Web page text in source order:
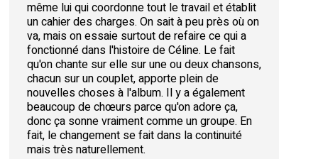
même lui qui coordonne tout le travail et établit
un cahier des charges. On sait à peu près où on
va, mais on essaie surtout de refaire ce qui a
fonctionné dans l'histoire de Céline. Le fait
qu'on chante sur elle sur une ou deux chansons,
chacun sur un couplet, apporte plein de
nouvelles choses à l'album. Il y a également
beaucoup de chœurs parce qu'on adore ça,
donc ça sonne vraiment comme un groupe. En
fait, le changement se fait dans la continuité
mais très naturellement.